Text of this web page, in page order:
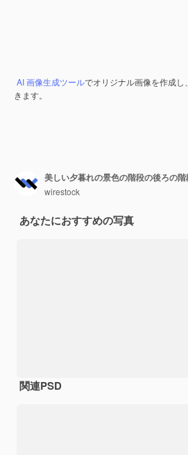
AI 画像生成ツールでオリジナル画像を作成し、
きます。
wirestock
あなたにおすすめの写真
関連PSD